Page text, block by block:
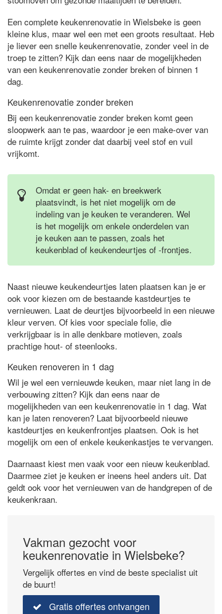
Een complete keukenrenovatie in Wielsbeke is geen
kleine klus, maar wel een met een groots resultaat. Heb
je liever een snelle keukenrenovatie, zonder veel in de
troep te zitten? Kijk dan eens naar de mogelijkheden
van een keukenrenovatie zonder breken of binnen 1
dag.
Keukenrenovatie zonder breken
Bij een keukenrenovatie zonder breken komt geen
sloopwerk aan te pas, waardoor je een make-over van
de ruimte krijgt zonder dat daarbij veel stof en vuil
vrijkomt.
Omdat er geen hak- en breekwerk
plaatsvindt, is het niet mogelijk om de
indeling van je keuken te veranderen. Wel
is het mogelijk om enkele onderdelen van
je keuken aan te passen, zoals het
keukenblad of keukendeurtjes of -frontjes.
Naast nieuwe keukendeurtjes laten plaatsen kan je er
ook voor kiezen om de bestaande kastdeurtjes te
vernieuwen. Laat de deurtjes bijvoorbeeld in een nieuwe
kleur verven. Of kies voor speciale folie, die
verkrijgbaar is in alle denkbare motieven, zoals
prachtige hout- of steenlooks.
Keuken renoveren in 1 dag
Wil je wel een vernieuwde keuken, maar niet lang in de
verbouwing zitten? Kijk dan eens naar de
mogelijkheden van een keukenrenovatie in 1 dag. Wat
kan je laten renoveren? Laat bijvoorbeeld nieuwe
kastdeurtjes en keukenfrontjes plaatsen. Ook is het
mogelijk om een of enkele keukenkastjes te vervangen.
Daarnaast kiest men vaak voor een nieuw keukenblad.
Daarmee ziet je keuken er ineens heel anders uit. Dat
geldt ook voor het vernieuwen van de handgrepen of de
keukenkraan.
Vakman gezocht voor
keukenrenovatie in Wielsbeke?
Vergelijk offertes en vind de beste specialist uit
de buurt!
Gratis offertes ontvangen